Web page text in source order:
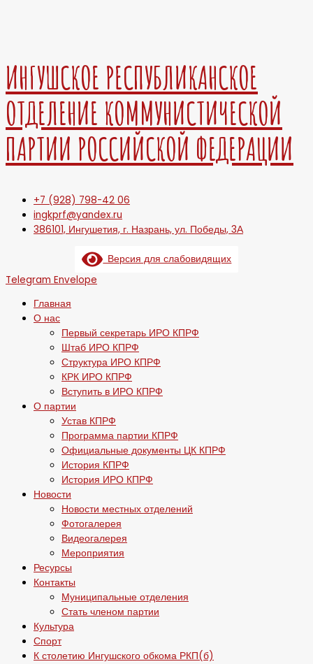
ИНГУШСКОЕ РЕСПУБЛИКАНСКОЕ
ОТДЕЛЕНИЕ КОММУНИСТИЧЕСКОЙ
ПАРТИИ РОССИЙСКОЙ ФЕДЕРАЦИИ
+7 (928) 798-42 06
ingkprf@yandex.ru
386101, Ингушетия, г. Назрань, ул. Победы, 3А
Версия для слабовидящих
Telegram Envelope
Главная
О нас
Первый секретарь ИРО КПРФ
Штаб ИРО КПРФ
Структура ИРО КПРФ
КРК ИРО КПРФ
Вступить в ИРО КПРФ
О партии
Устав КПРФ
Программа партии КПРФ
Официальные документы ЦК КПРФ
История КПРФ
История ИРО КПРФ
Новости
Новости местных отделений
Фотогалерея
Видеогалерея
Мероприятия
Ресурсы
Контакты
Муниципальные отделения
Стать членом партии
Культура
Спорт
К столетию Ингушского обкома РКП(б)